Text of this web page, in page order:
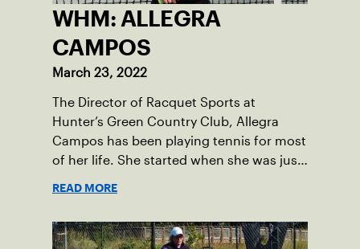
WHM: ALLEGRA
CAMPOS
March 23, 2022
The Director of Racquet Sports at
Hunter’s Green Country Club, Allegra
Campos has been playing tennis for most
of her life. She started when she was just
few seasons.
READ MORE